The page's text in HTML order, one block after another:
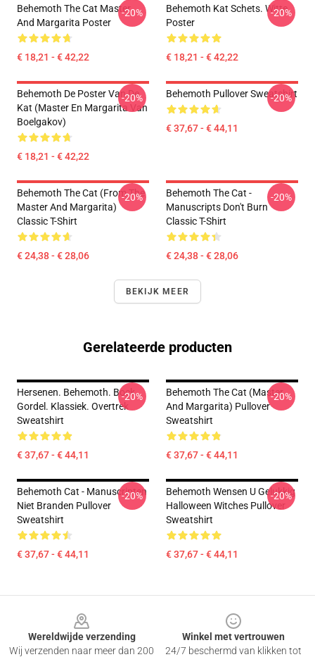
Behemoth The Cat Master
And Margarita Poster
€ 18,21 - € 42,22
-20%
Behemoth Kat Schets. Witte
Poster
€ 18,21 - € 42,22
-20%
Behemoth De Poster Van De
Kat (Master En Margarita Van
Boelgakov)
€ 18,21 - € 42,22
-20% Behemoth Pullover Sweatshirt
€ 37,67 - € 44,11
-20%
Behemoth The Cat (from The
Master And Margarita)
Classic T-Shirt
€ 24,38 - € 28,06
-20%
Behemoth The Cat -
Manuscripts Don't Burn
Classic T-Shirt
€ 24,38 - € 28,06
-20%
BEKIJK MEER
Gerelateerde producten
Hersenen. Behemoth. Bock.
Gordel. Klassiek. Overtrek
Sweatshirt
€ 37,67 - € 44,11
-20%
Behemoth The Cat (Master
And Margarita) Pullover
Sweatshirt
€ 37,67 - € 44,11
-20%
Behemoth Cat - Manuscripten
Niet Branden Pullover
Sweatshirt
€ 37,67 - € 44,11
-20%
Behemoth Wensen U Gelukkig
Halloween Witches Pullover
Sweatshirt
€ 37,67 - € 44,11
-20%
Wereldwijde verzending
Wij verzenden naar meer dan 200
Winkel met vertrouwen
24/7 beschermd van klikken tot